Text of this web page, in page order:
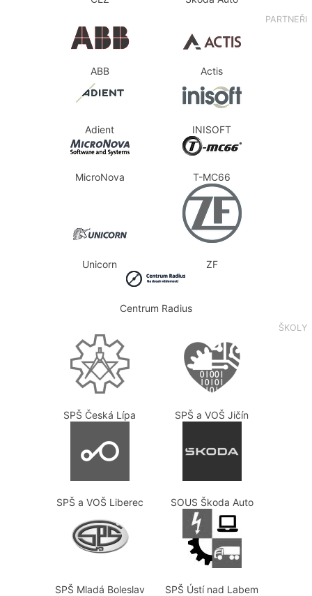
PARTNEŘI
ABB Actis
Adient INISOFT
MicroNova T-MC66
Unicorn ZF
Centrum Radius
ŠKOLY
SPŠ Česká Lípa SPŠ a VOŠ Jičín
SPŠ a VOŠ Liberec SOUS Škoda Auto
SPŠ Mladá Boleslav SPŠ Ústí nad Labem